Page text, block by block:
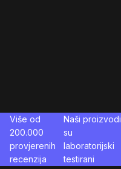
Više od
200.000
provjerenih
recenzija
Naši proizvodi
su
laboratorijski
testirani